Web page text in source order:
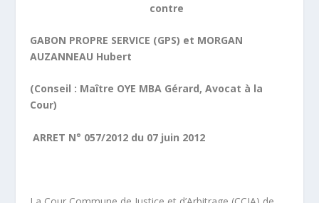
contre
GABON PROPRE SERVICE (GPS) et MORGAN
AUZANNEAU Hubert
(Conseil : Maître OYE MBA Gérard, Avocat à la
Cour)
ARRET N° 057/2012 du 07 juin 2012